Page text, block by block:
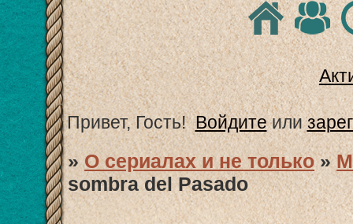
Привет, Гость! Войдитеили
»О сериалах и не только »
sombra del Pasado